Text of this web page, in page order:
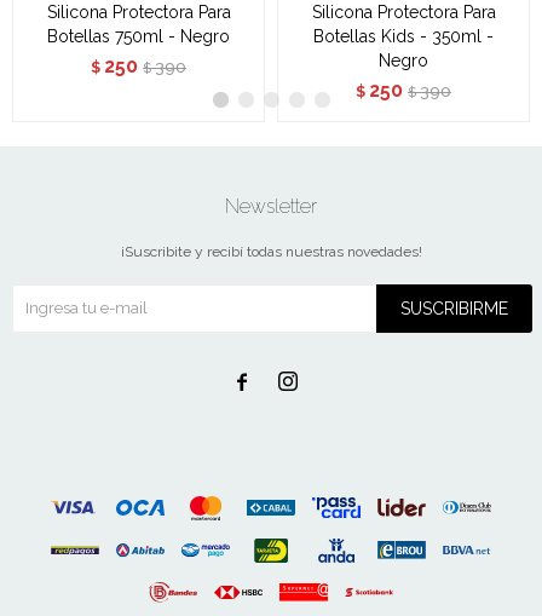
Silicona Protectora Para
Botellas 750ml - Negro
$ 250 $ 390
Silicona Protectora Para
Botellas Kids - 350ml -
Negro
$ 250 $ 390
Newsletter
¡Suscribite y recibí todas nuestras novedades!
SUSCRIBIRME
 